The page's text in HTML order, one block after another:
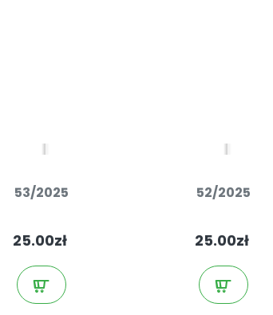
53/2025
25.00zł
52/2025
25.00zł